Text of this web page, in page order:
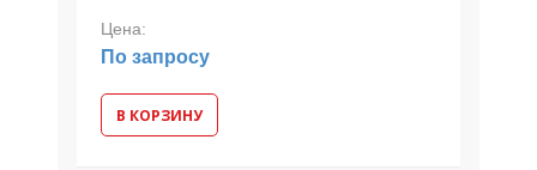
Цена:
По запросу
В КОРЗИНУ